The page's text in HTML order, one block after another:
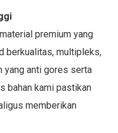
premium yang
berkualitas, multipleks,
yang anti gores serta
bahan kami pastikan
memberikan